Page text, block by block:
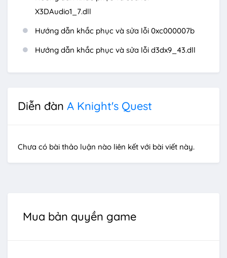
X3DAudio1_7.dll
Hướng dẫn khắc phục và sửa lỗi 0xc000007b
Hướng dẫn khắc phục và sửa lỗi d3dx9_43.dll
Diễn đàn A Knight's Quest
Chưa có bài thảo luận nào liên kết với bài viết này.
Mua bản quyền game